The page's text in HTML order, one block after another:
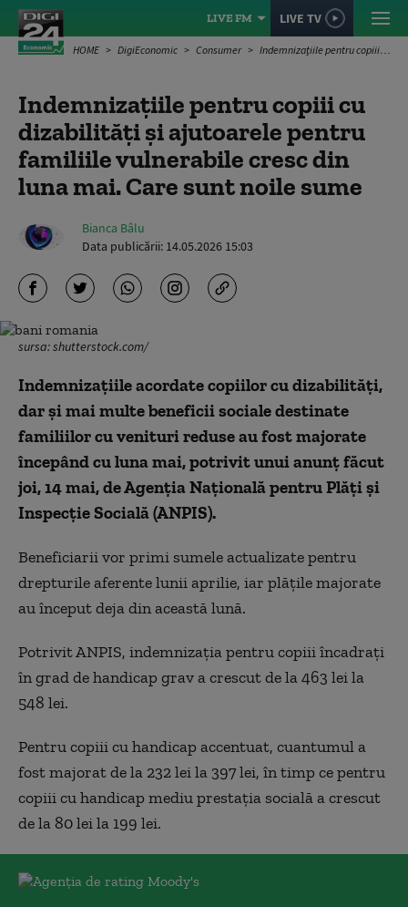
LIVE FM LIVE TV
HOME DigiEconomic Consumer Indemnizațiile pentru copiii cu dizabilități și ajutoarele pentru familiile vulnerabile cresc din luna mai. Care sunt noile sume
Indemnizațiile pentru copiii cu
dizabilități și ajutoarele pentru
familiile vulnerabile cresc din
luna mai. Care sunt noile sume
Bianca Bâlu
Data publicării: 14.05.2026 15:03
sursa: shutterstock.com/
Indemnizațiile acordate copiilor cu dizabilități,
dar și mai multe beneficii sociale destinate
familiilor cu venituri reduse au fost majorate
începând cu luna mai, potrivit unui anunț făcut
joi, 14 mai, de Agenția Națională pentru Plăți și
Inspecție Socială (ANPIS).
Beneficiarii vor primi sumele actualizate pentru
drepturile aferente lunii aprilie, iar plățile majorate
au început deja din această lună.
Potrivit ANPIS, indemnizația pentru copiii încadrați
în grad de handicap grav a crescut de la 463 lei la
548 lei.
Pentru copiii cu handicap accentuat, cuantumul a
fost majorat de la 232 lei la 397 lei, în timp ce pentru
copiii cu handicap mediu prestația socială a crescut
de la 80 lei la 199 lei.